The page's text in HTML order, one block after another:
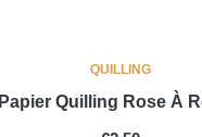
QUILLING
Papier Quilling Rose À